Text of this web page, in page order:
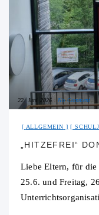
22. Juni 2026 No Comment
ALLGEMEIN
„HITZEFREI“
Liebe Eltern, für die
25.6. und Freitag,